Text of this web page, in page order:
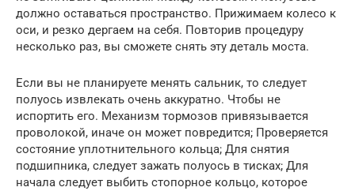
должно оставаться пространство. Прижимаем колесо к
оси, и резко дергаем на себя. Повторив процедуру
несколько раз, вы сможете снять эту деталь моста.
Если вы не планируете менять сальник, то следует
полуось извлекать очень аккуратно. Чтобы не
испортить его. Механизм тормозов привязывается
проволокой, иначе он может повредится; Проверяется
состояние уплотнительного кольца; Для снятия
подшипника, следует зажать полуось в тисках; Для
начала следует выбить стопорное кольцо, которое